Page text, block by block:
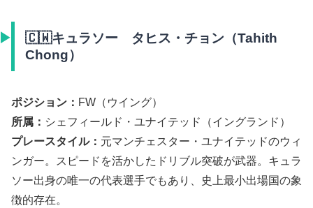
🇨🇼キュラソー タヒス・チョン（Tahith
Chong）
ポジション： FW（ウイング）
所属： シェフィールド・ユナイテッド（イングランド）
プレースタイル： 元マンチェスター・ユナイテッドのウィ
ンガー。スピードを活かしたドリブル突破が武器。キュラ
ソー出身の唯一の代表選手でもあり、史上最小出場国の象
徴的存在。